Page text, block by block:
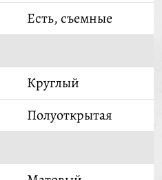
Есть, съемные
Круглый
Полуоткрытая